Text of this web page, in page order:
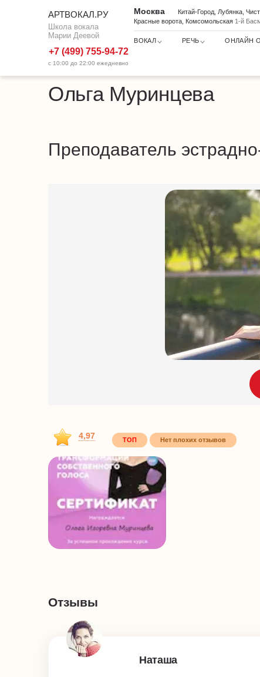
АРТВОКАЛ.РУ
Школа вокала
Марии Деевой
Москва Китай-Город, Лубянка,
Красные ворота, Комсомольская 1-й
ВОКАЛ РЕЧЬ ОНЛАЙН
+7 (499) 755-94-72
с 10:00 до 22:00 ежедневно
Школа вокала Преподаватели по вокалу
Ольга Муринцева
Преподаватель
4,97 ТОП Нет плохих отзывов
Отзывы
Наташа